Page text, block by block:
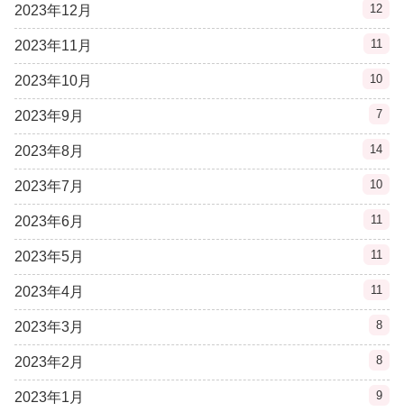
2023年12月 12
2023年11月 11
2023年10月 10
2023年9月 7
2023年8月 14
2023年7月 10
2023年6月 11
2023年5月 11
2023年4月 11
2023年3月 8
2023年2月 8
2023年1月 9